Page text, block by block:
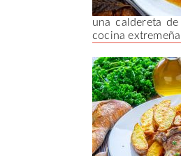
una caldereta
cocina